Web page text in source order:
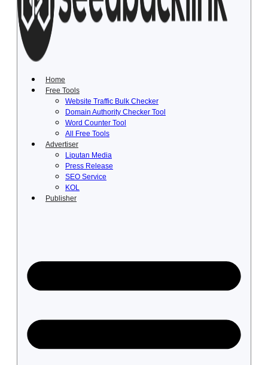
Lewati
konten
Home
Free Tools
Website Traffic Bulk Checker
Domain Authority Checker Tool
Word Counter Tool
All Free Tools
Advertiser
Liputan Media
Press Release
SEO Service
KOL
Publisher